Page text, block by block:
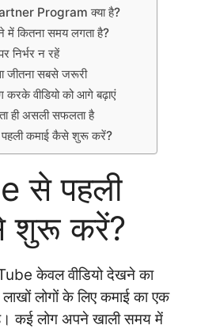
Program क्या है?
में कितना समय लगता है?
निर्भर न रहें
जीतना सबसे जरूरी
करके वीडियो को आगे बढ़ाएं
ही असली सफलता है
कमाई कैसे शुरू करें?
से पहली
शुरू करें?
केवल वीडियो देखने का
लाखों लोगों के लिए कमाई का एक
कई लोग अपने खाली समय में